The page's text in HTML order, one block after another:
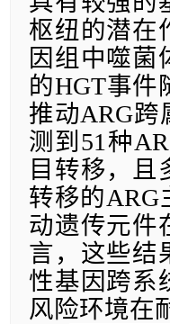
枢纽的潜在
因组中噬菌
的HGT事件
推动ARG跨
测到 51 种
目转移，
转移的ARG
动遗传元件
言，这些结
性基因跨系
风险环境在